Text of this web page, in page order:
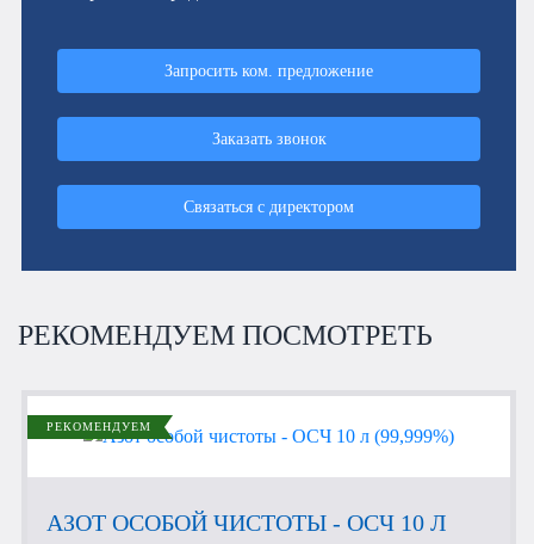
Запросить ком. предложение
Заказать звонок
Связаться с директором
РЕКОМЕНДУЕМ ПОСМОТРЕТЬ
РЕКОМЕНДУЕМ
АЗОТ ОСОБОЙ ЧИСТОТЫ - ОСЧ 10 Л